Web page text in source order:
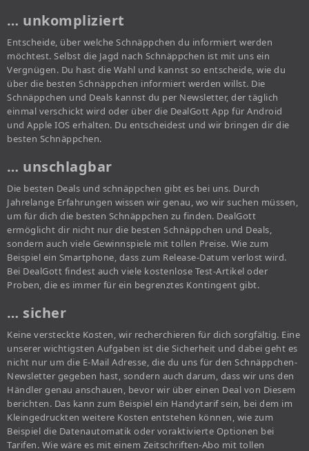
… unkompliziert
Entscheide, über welche Schnäppchen du informiert werden
möchtest. Selbst die Jagd nach Schnäppchen ist mit uns ein
Vergnügen. Du hast die Wahl und kannst so entscheide, wie du
über die besten Schnäppchen informiert werden willst. Die
Schnäppchen und Deals kannst du per Newsletter, der täglich
einmal verschickt wird oder über die DealGott App für Android
und Apple IOS erhalten. Du entscheidest und wir bringen dir die
besten Schnäppchen.
… unschlagbar
Die besten Deals und schnäppchen gibt es bei uns. Durch
Jahrelange Erfahrungen wissen wir genau, wo wir suchen müssen,
um für dich die besten Schnäppchen zu finden. DealGott
ermöglicht dir nicht nur die besten Schnäppchen und Deals,
sondern auch viele Gewinnspiele mit tollen Preise. Wie zum
Beispiel ein Smartphone, dass zum Release-Datum verlost wird.
Bei DealGott findest auch viele kostenlose Test-Artikel oder
Proben, die es immer für ein begrenztes Kontingent gibt.
… sicher
Keine versteckte Kosten, wir recherchieren für dich sorgfältig. Eine
unserer wichtigsten Aufgaben ist die Sicherheit und dabei geht es
nicht nur um die E-Mail Adresse, die du uns für den Schnäppchen-
Newsletter gegeben hast, sondern auch darum, dass wir uns den
Händler genau anschauen, bevor wir über einen Deal von Diesem
berichten. Das kann zum Beispiel ein Handytarif sein, bei dem im
Kleingedruckten weitere Kosten entstehen können, wie zum
Beispiel die Datenautomatik oder voraktivierte Optionen bei
Tarifen. Wie wäre es mit einem Zeitschriften-Abo mit tollen